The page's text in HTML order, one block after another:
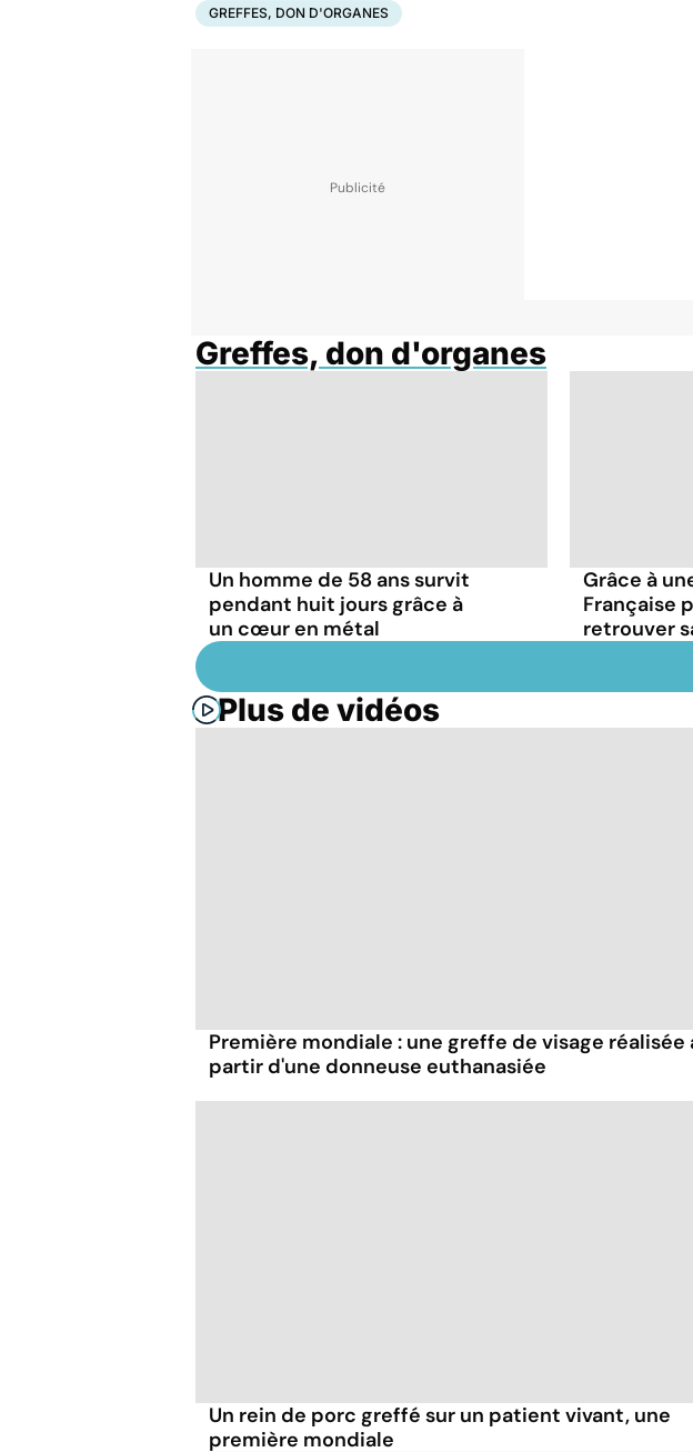
GREFFES, DON D'ORGANES
Greffes, don d'organes
Un homme de 58 ans survit
pendant huit jours grâce à
un cœur en métal
Grâce à
Française
retrouver
Plus de vidéos
Première mondiale : une greffe de visage réalisée
partir d'une donneuse euthanasiée
Un rein de porc greffé sur un patient vivant, une
première mondiale